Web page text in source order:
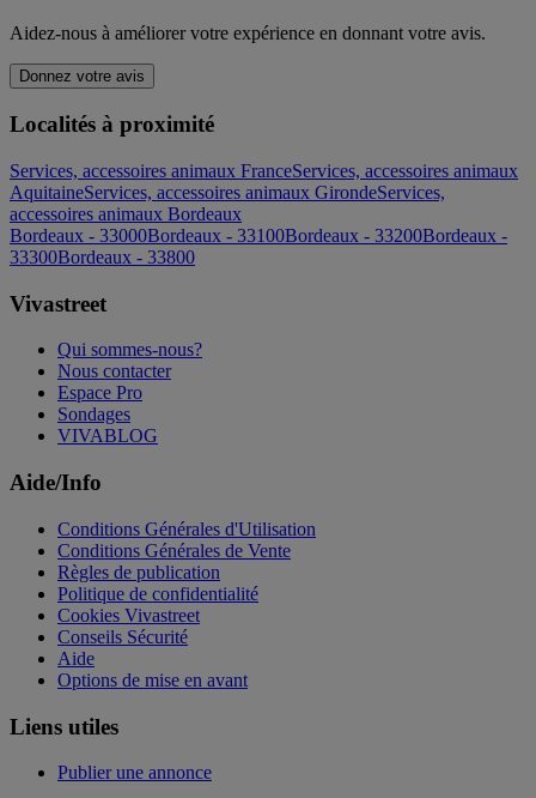
Aidez-nous à améliorer votre expérience en donnant votre avis.
Donnez votre avis
Localités à proximité
Services, accessoires animaux FranceServices, accessoires animaux
AquitaineServices, accessoires animaux GirondeServices,
accessoires animaux Bordeaux
Bordeaux - 33000Bordeaux - 33100Bordeaux - 33200Bordeaux -
33300Bordeaux - 33800
Vivastreet
Qui sommes-nous?
Nous contacter
Espace Pro
Sondages
VIVABLOG
Aide/Info
Conditions Générales d'Utilisation
Conditions Générales de Vente
Règles de publication
Politique de confidentialité
Cookies Vivastreet
Conseils Sécurité
Aide
Options de mise en avant
Liens utiles
Publier une annonce